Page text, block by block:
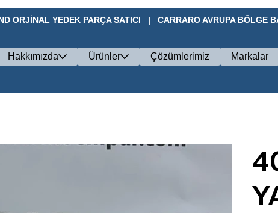
ORJİNAL YEDEK PARÇA SATICI   |   CARRARO AVRUPA BÖLGE
Hakkımızda Ürünler Çözümlerimiz Markalar